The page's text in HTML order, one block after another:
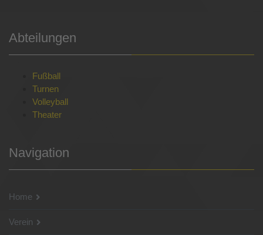
Abteilungen
Fußball
Turnen
Volleyball
Theater
Navigation
Home
Verein